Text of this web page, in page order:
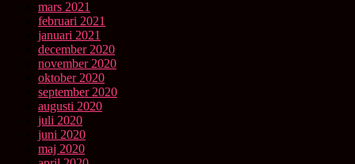
mars 2021
februari 2021
januari 2021
december 2020
november 2020
oktober 2020
september 2020
augusti 2020
juli 2020
juni 2020
maj 2020